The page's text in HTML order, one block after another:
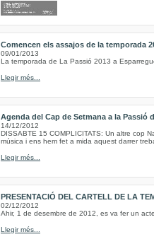
Comencen els assajos de la temporada
09/01/2013
La temporada de La Passió 2013 a
Llegir més...
Agenda del Cap de Setmana a la Passió
14/12/2012
DISSABTE 15 COMPLICITATS: Un altre cop
música i ens hem fet a mida aquest darrer
Llegir més...
PRESENTACIÓ DEL CARTELL DE LA
02/12/2012
Ahir, 1 de desembre de 2012, es va fer un
Llegir més...